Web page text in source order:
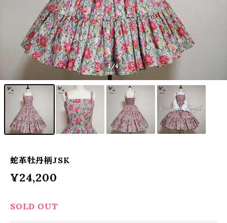
1/4
蛇革牡丹柄JSK
¥24,200
SOLD OUT